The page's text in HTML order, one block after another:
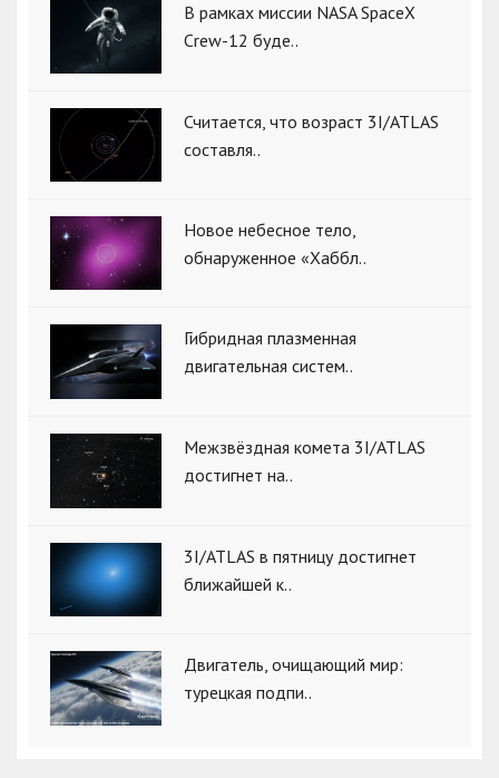
В рамках миссии NASA SpaceX
Crew-12 буде..
Считается, что возраст 3I/ATLAS
составля..
Новое небесное тело,
обнаруженное «Хаббл..
Гибридная плазменная
двигательная систем..
Межзвёздная комета 3I/ATLAS
достигнет на..
3I/ATLAS в пятницу достигнет
ближайшей к..
Двигатель, очищающий мир:
турецкая подпи..